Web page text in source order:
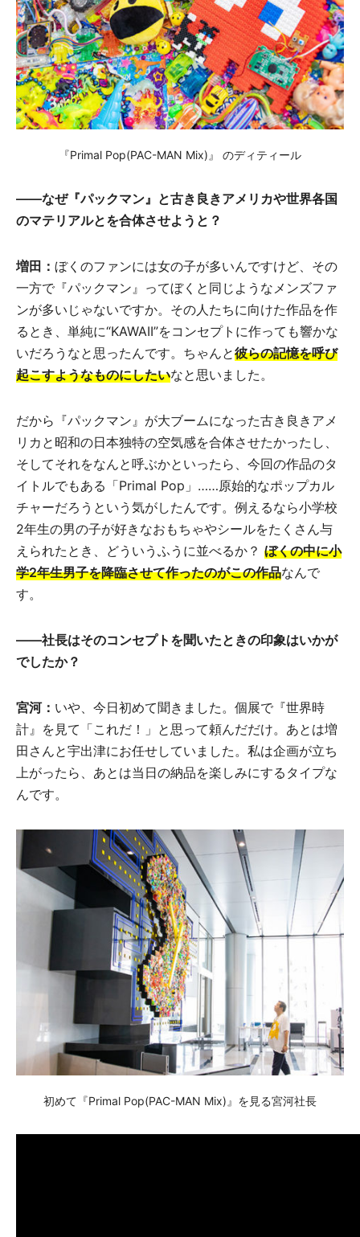
『Primal Pop(PAC-MAN Mix)』 のディティール
——なぜ『パックマン』と古き良きアメリカや世界各国
のマテリアルとを合体させようと？
増田： ぼくのファンには女の子が多いんですけど、その
一方で『パックマン』ってぼくと同じようなメンズファ
ンが多いじゃないですか。その人たちに向けた作品を作
るとき、単純に“KAWAII”をコンセプトに作っても響かな
いだろうなと思ったんです。ちゃんと彼らの記憶を呼び
起こすようなものにしたいなと思いました。
だから『パックマン』が大ブームになった古き良きアメ
リカと昭和の日本独特の空気感を合体させたかったし、
そしてそれをなんと呼ぶかといったら、今回の作品のタ
イトルでもある「Primal Pop」……原始的なポップカル
チャーだろうという気がしたんです。例えるなら小学校
2年生の男の子が好きなおもちゃやシールをたくさん与
えられたとき、どういうふうに並べるか？ ぼくの中に小
学2年生男子を降臨させて作ったのがこの作品なんで
す。
——社長はそのコンセプトを聞いたときの印象はいかが
でしたか？
宮河： いや、今日初めて聞きました。個展で『世界時
計』を見て「これだ！」と思って頼んだだけ。あとは増
田さんと宇出津にお任せしていました。私は企画が立ち
上がったら、あとは当日の納品を楽しみにするタイプな
んです。
初めて『Primal Pop(PAC-MAN Mix)』を見る宮河社長